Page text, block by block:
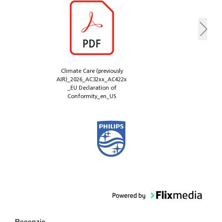
Climate Care (previously
AIR)_2026_AC32xx_AC422x
_EU Declaration of
Conformity_en_US